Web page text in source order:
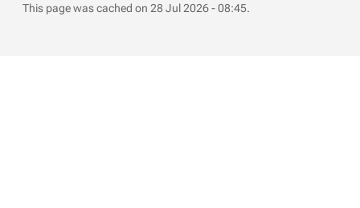
This page was cached on 28 Jul 2026 - 08:45.